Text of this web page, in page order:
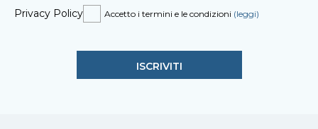
Privacy Policy Accetto i termini e le condizioni (leggi)